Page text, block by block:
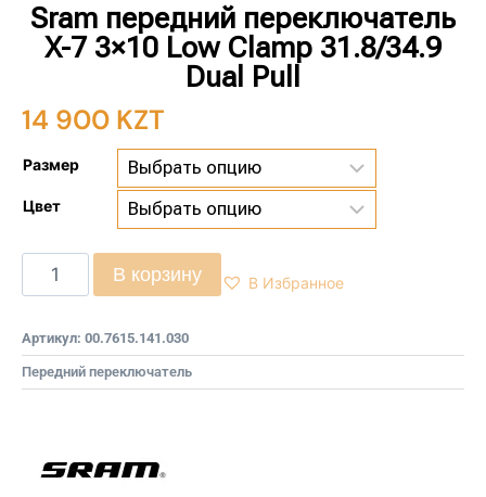
Sram передний переключатель
X-7 3×10 Low Clamp 31.8/34.9
Dual Pull
14 900 KZT
Размер
Цвет
В корзину В Избранное
Артикул: 00.7615.141.030
Передний переключатель